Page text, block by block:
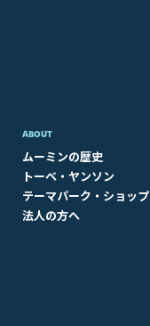
ABOUT​
ムーミンの歴史
トーベ・ヤンソン
テーマパーク・ショップ
法人の方へ